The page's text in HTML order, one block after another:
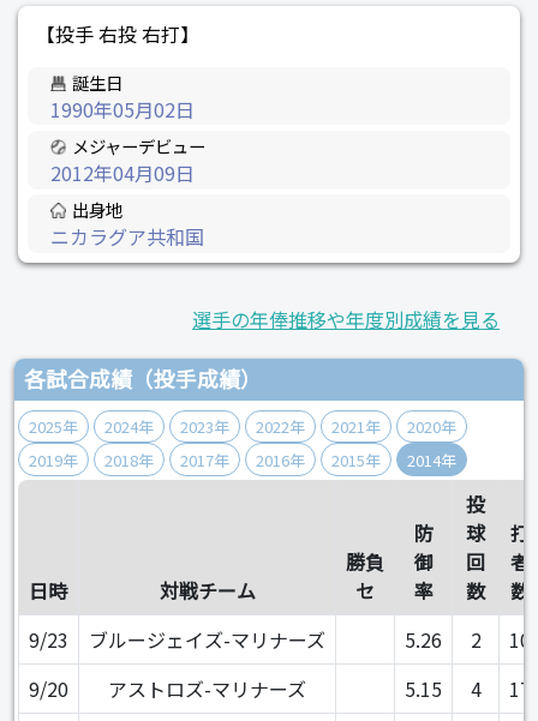
【投手 右投 右打】
誕生日
1990年05月02日
メジャーデビュー
2012年04月09日
出身地
ニカラグア共和国
選手の年俸推移や年度別成績を見る
各試合成績（投手成績）
2025年 2024年 2023年 2022年 2021年
2020年
2019年
2018年 2017年 2016年 2015年 2014年
日時 対戦チーム
勝負
セ
防
御
率
投
球
回
数
打
者
数
9/23
ブルージェイズ-マリナーズ 5.26 2
10
9/20
アストロズ-マリナーズ 5.15 4
17